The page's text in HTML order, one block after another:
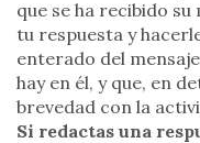
que se ha recibido
tu respuesta y
enterado del
hay en él, y que, en
brevedad con la
Si redactas una